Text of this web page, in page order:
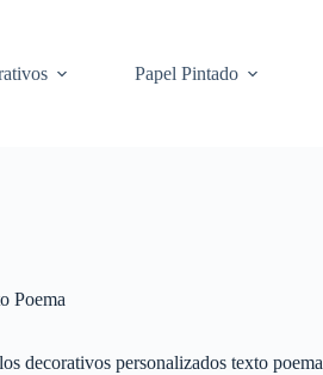
Papel Pintado
Poema
decorativos personalizados texto poema